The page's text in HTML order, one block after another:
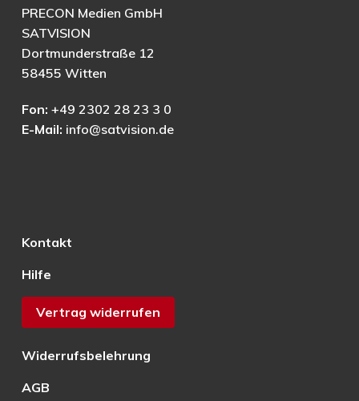
PRECON Medien GmbH
SATVISION
Dortmunderstraße 12
58455 Witten
Fon: +49 2302 28 23 3 0
E-Mail: info@satvision.de
Kontakt
Hilfe
Vertrag widerrufen
Widerrufsbelehrung
AGB